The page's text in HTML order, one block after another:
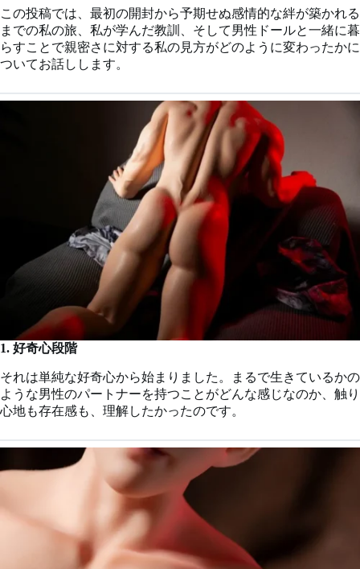
この投稿では、最初の開封から予期せぬ感情的な絆が築かれる
までの私の旅、私が学んだ教訓、そして男性ドールと一緒に暮
らすことで親密さに対する私の見方がどのように変わったかに
ついてお話しします。
1. 好奇心段階
それは単純な好奇心から始まりました。まるで生きているかの
ような男性のパートナーを持つことがどんな感じなのか、触り
心地も存在感も、理解したかったのです。